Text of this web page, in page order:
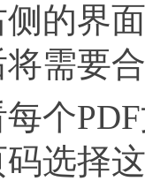
界面
需要
PDF
选择